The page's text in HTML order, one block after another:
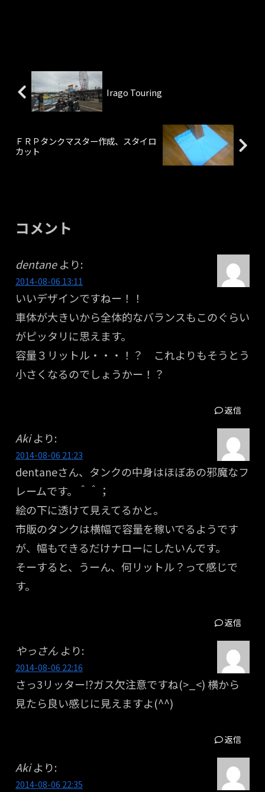
Irago Touring
ＦＲＰタンクマスター作成、スタイロ
カット
コメント
dentane より:
2014-08-06 13:11
いいデザインですねー！！
車体が大きいから全体的なバランスもこのぐらい
がピッタリに思えます。
容量３リットル・・・！？ これよりもそうとう
小さくなるのでしょうかー！？
返信
Aki より:
2014-08-06 21:23
dentaneさん、タンクの中身はほぼあの邪魔なフ
レームです。＾＾；
絵の下に透けて見えてるかと。
市販のタンクは横幅で容量を稼いでるようです
が、幅もできるだけナローにしたいんです。
そーすると、うーん、何リットル？って感じで
す。
返信
やっさん より:
2014-08-06 22:16
さっ3リッター⁉︎ガス欠注意ですね(>_<) 横から
見たら良い感じに見えますよ(^^)
返信
Aki より:
2014-08-06 22:35